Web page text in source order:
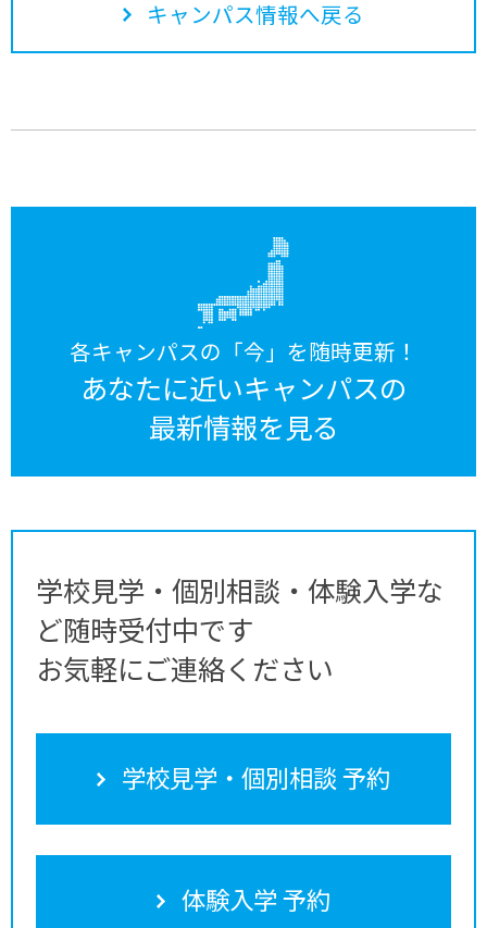
キャンパス情報へ戻る
各キャンパスの「今」を随時更新！
あなたに近いキャンパスの
最新情報を見る
学校見学・個別相談・体験入学な
ど随時受付中です
お気軽にご連絡ください
学校見学・個別相談 予約
体験入学 予約